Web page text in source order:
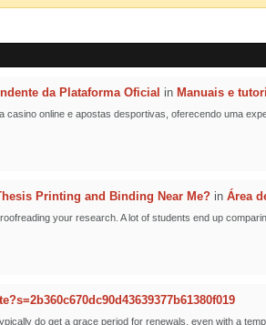
da Plataforma Oficial in Manuais e
online e apostas desportivas, oferecendo uma
Printing and Binding Near Me? in Área
your research. A lot of students end up
do get a grace period for renewals, even with a